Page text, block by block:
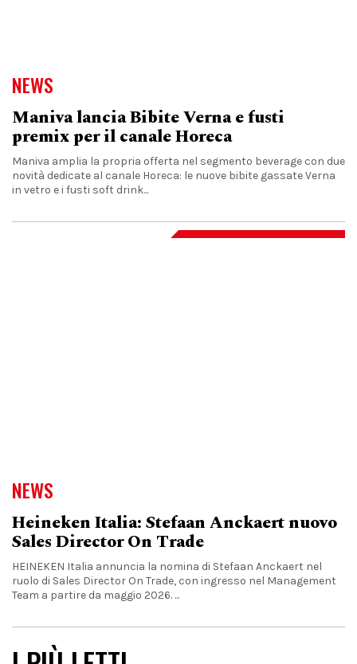
NEWS
Maniva lancia Bibite Verna e fusti
premix per il canale Horeca
Maniva amplia la propria offerta nel segmento beverage con due
novità dedicate al canale Horeca: le nuove bibite gassate Verna
in vetro e i fusti soft drink...
NEWS
Heineken Italia: Stefaan Anckaert nuovo
Sales Director On Trade
HEINEKEN Italia annuncia la nomina di Stefaan Anckaert nel
ruolo di Sales Director On Trade, con ingresso nel Management
Team a partire da maggio 2026. ...